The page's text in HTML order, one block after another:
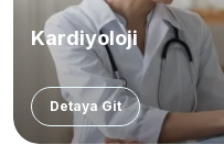
Kardiyoloji
Detaya Git